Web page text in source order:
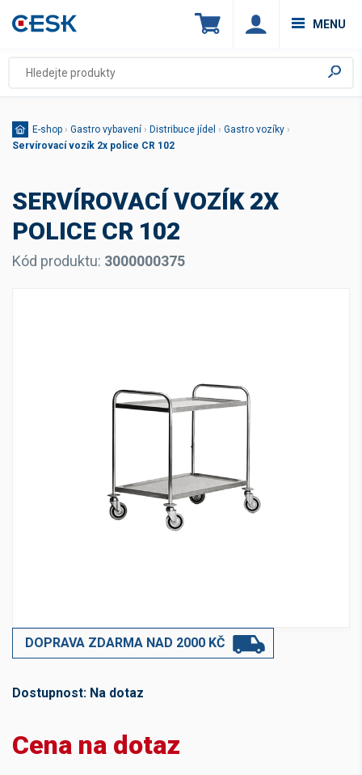
MENU
E-shop › Gastro vybavení › Distribuce jídel › Gastro vozíky ›
Servírovací vozík 2x police CR 102
SERVÍROVACÍ VOZÍK 2X
POLICE CR 102
Kód produktu: 3000000375
DOPRAVA ZDARMA NAD 2000 KČ
Dostupnost: Na dotaz
Cena na dotaz